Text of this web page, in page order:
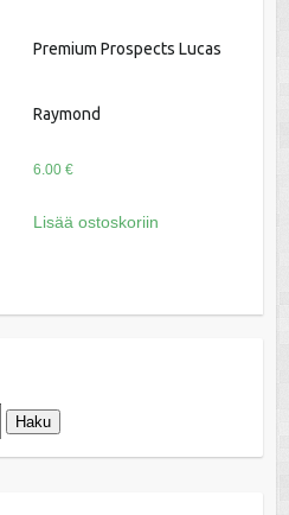
Premium Prospects Lucas
Raymond
6.00 €
Lisää ostoskoriin
Haku